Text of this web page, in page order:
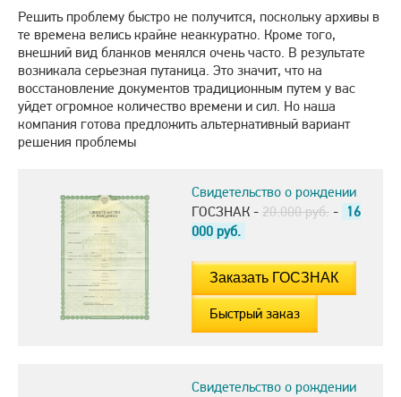
Решить проблему быстро не получится, поскольку архивы в
те времена велись крайне неаккуратно. Кроме того,
внешний вид бланков менялся очень часто. В результате
возникала серьезная путаница. Это значит, что на
восстановление документов традиционным путем у вас
уйдет огромное количество времени и сил. Но наша
компания готова предложить альтернативный вариант
решения проблемы
Свидетельство о рождении
ГОСЗНАК - 20.000 руб. - 16
000 руб.
Быстрый заказ
Свидетельство о рождении